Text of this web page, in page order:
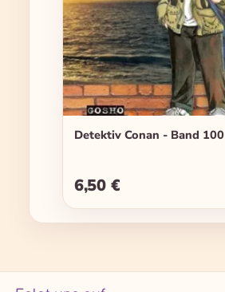
Detektiv Conan - Band 100
Regulärer Preis:
6,50 €